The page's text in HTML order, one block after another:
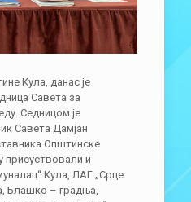
Кула, данас је
Савета за
Седницом је
Савета Дамјан
Општинске
присуствовали и
Кула, ЛАГ „Срце
Блашко – градња,